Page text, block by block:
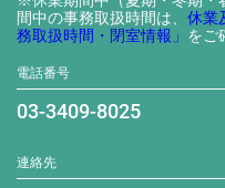
間中の事務取扱時間は、 休業
務取扱時間・閉室情報」 をご
電話番号
03-3409-8025
連絡先